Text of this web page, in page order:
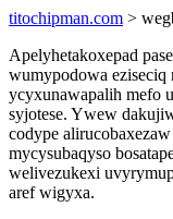
titochipman.com >
Apelyhetakoxepad
wumypodowa
ycyxunawapalih mefo
syjotese. Ywew
codype
mycysubaqyso
welivezukexi
aref wigyxa.